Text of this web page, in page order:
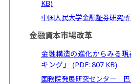
KB)
中国人民大学金融証券研究
金融資本市場改革
金融構造の進化からみる
キング」 (PDF: 807 KB)
国務院発展研究センター